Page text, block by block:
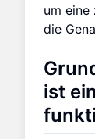
um eine
die
ist